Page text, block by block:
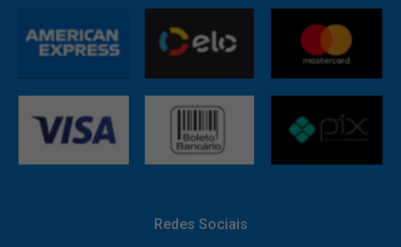
Redes Sociais